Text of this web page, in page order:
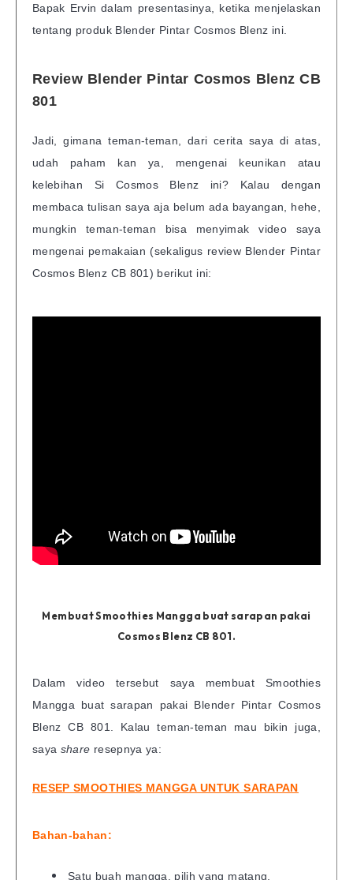
Bapak Ervin dalam presentasinya, ketika menjelaskan
tentang produk Blender Pintar Cosmos Blenz ini.
Review Blender Pintar Cosmos Blenz CB
801
Jadi, gimana teman-teman, dari cerita saya di atas,
udah paham kan ya, mengenai keunikan atau
kelebihan Si Cosmos Blenz ini? Kalau dengan
membaca tulisan saya aja belum ada bayangan, hehe,
mungkin teman-teman bisa menyimak video saya
mengenai pemakaian (sekaligus review Blender Pintar
Cosmos Blenz CB 801) berikut ini:
Membuat Smoothies Mangga buat sarapan pakai
Cosmos Blenz CB 801.
Dalam video tersebut saya membuat Smoothies
Mangga buat sarapan pakai Blender Pintar Cosmos
Blenz CB 801. Kalau teman-teman mau bikin juga,
saya share resepnya ya:
RESEP SMOOTHIES MANGGA UNTUK SARAPAN
Bahan-bahan:
Satu buah mangga, pilih yang matang.